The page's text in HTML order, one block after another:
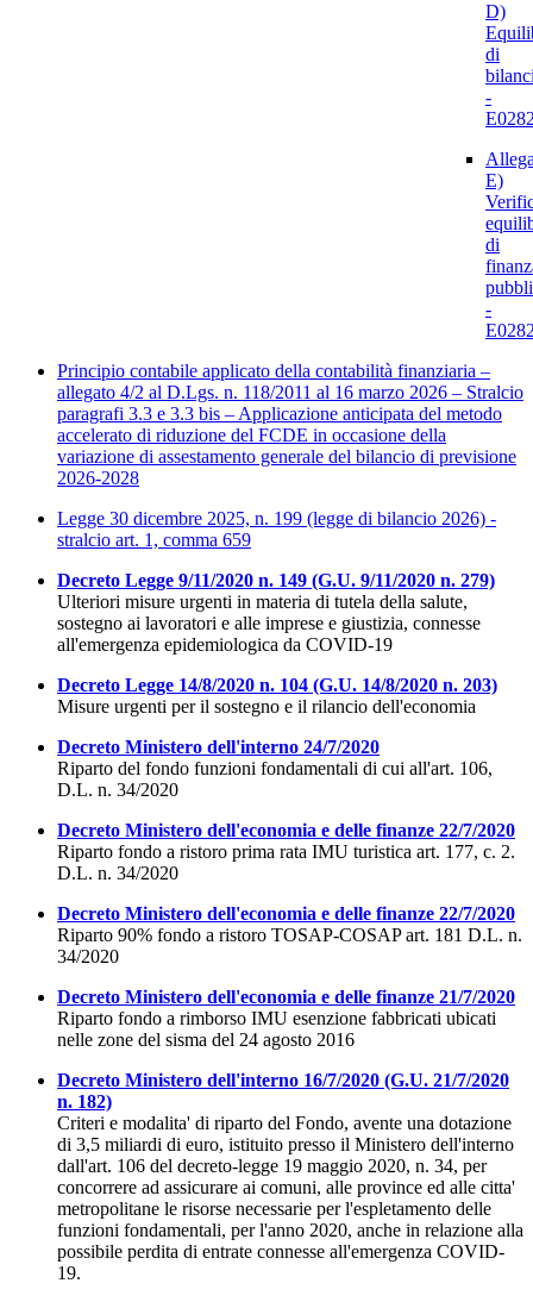
D)
di
-
E)
di
-
Principio contabile applicato della contabilità finanziaria –
allegato 4/2 al D.Lgs. n. 118/2011 al 16 marzo 2026 – Stralcio
paragrafi 3.3 e 3.3 bis – Applicazione anticipata del metodo
accelerato di riduzione del FCDE in occasione della
variazione di assestamento generale del bilancio di previsione
2026-2028
Legge 30 dicembre 2025, n. 199 (legge di bilancio 2026) -
stralcio art. 1, comma 659
Decreto Legge 9/11/2020 n. 149 (G.U. 9/11/2020 n. 279)
Ulteriori misure urgenti in materia di tutela della salute,
sostegno ai lavoratori e alle imprese e giustizia, connesse
all'emergenza epidemiologica da COVID-19
Decreto Legge 14/8/2020 n. 104 (G.U. 14/8/2020 n. 203)
Misure urgenti per il sostegno e il rilancio dell'economia
Decreto Ministero dell'interno 24/7/2020
Riparto del fondo funzioni fondamentali di cui all'art. 106,
D.L. n. 34/2020
Decreto Ministero dell'economia e delle finanze 22/7/2020
Riparto fondo a ristoro prima rata IMU turistica art. 177, c. 2.
D.L. n. 34/2020
Decreto Ministero dell'economia e delle finanze 22/7/2020
Riparto 90% fondo a ristoro TOSAP-COSAP art. 181 D.L. n.
34/2020
Decreto Ministero dell'economia e delle finanze 21/7/2020
Riparto fondo a rimborso IMU esenzione fabbricati ubicati
nelle zone del sisma del 24 agosto 2016
Decreto Ministero dell'interno 16/7/2020 (G.U. 21/7/2020
n. 182)
Criteri e modalita' di riparto del Fondo, avente una dotazione
di 3,5 miliardi di euro, istituito presso il Ministero dell'interno
dall'art. 106 del decreto-legge 19 maggio 2020, n. 34, per
concorrere ad assicurare ai comuni, alle province ed alle citta'
metropolitane le risorse necessarie per l'espletamento delle
funzioni fondamentali, per l'anno 2020, anche in relazione alla
possibile perdita di entrate connesse all'emergenza COVID-
19.